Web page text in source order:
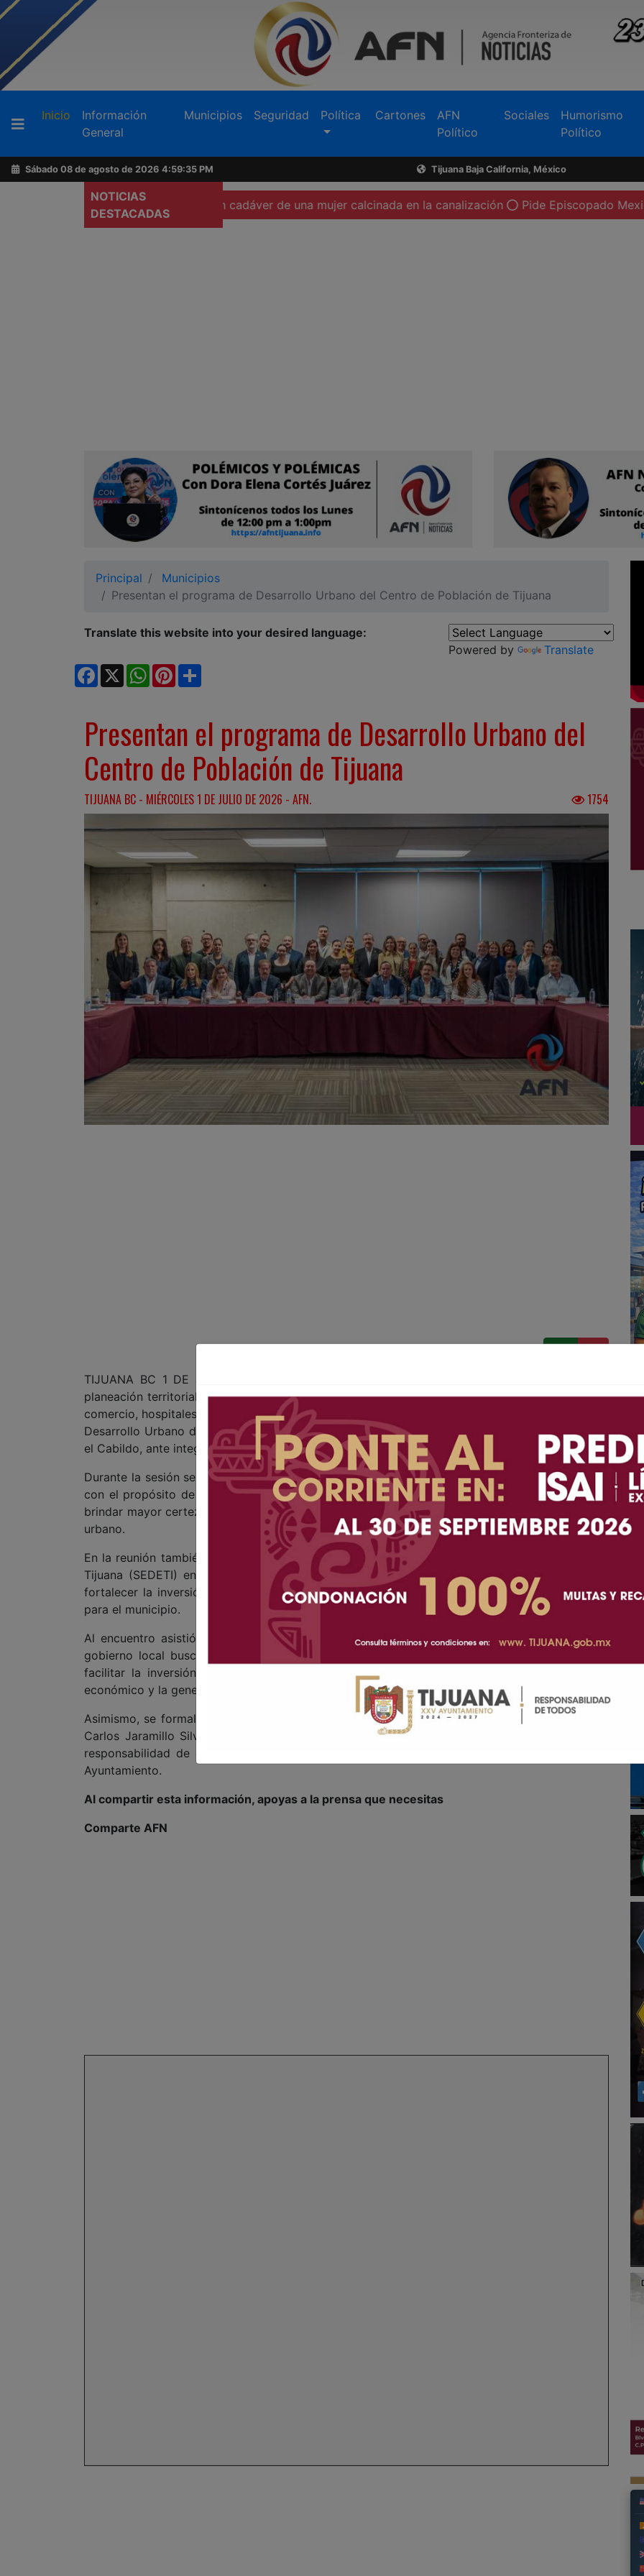
Inicio (current)
Información
General
Municipios Seguridad Política Cartones
AFN
Político
Sociales
Humorismo
Político
Sábado 08 de agosto de 2026 4:59:37 PM Tijuana Baja California, México
NOTICIAS
DESTACADAS
Localizan cadáver de una mujer calcinada en la canalización Pide Episcopado Mexicano a
Principal
Municipios
Presentan el programa de Desarrollo Urbano del Centro de Población de Tijuana
Translate this website into your desired language:
Powered by
Translate
Facebook
X WhatsApp
Pinterest
Presentan el programa de Desarrollo Urbano del
Centro de Población de Tijuana
TIJUANA BC - MIÉRCOLES 1 DE JULIO DE 2026 - AFN. 1754
TIJUANA BC 1 DE JULIO DE 2026 (AFN).- Como parte de las acciones para actualizar la
planeación territorial de la ciudad y establecer reglas para el desarrollo de vivienda, industria,
comercio, hospitales y proyectos verticales, fue presentado esta mañana el nuevo Programa de
Desarrollo Urbano del Centro de Población de Tijuana (PDCPTU), recientemente aprobado por
el Cabildo, ante integrantes del Consejo Consultivo Empresarial.
Durante la sesión se informó que dicho instrumento sustituye al programa vigente desde 2010,
con el propósito de responder al crecimiento que ha registrado Tijuana en los últimos años y
brindar mayor certeza tanto a la ciudadanía como a los inversionistas en materia de desarrollo
urbano.
En la reunión también se expusieron los avances de la Secretaría de Desarrollo Económico de
Tijuana (SEDETI) en las distintas mesas de trabajo con el sector empresarial, enfocadas en
fortalecer la inversión, mejorar la competitividad y dar seguimiento a proyectos estratégicos
para el municipio.
Al encuentro asistió el presidente municipal Abdiel Gutiérrez Coronado, quien señaló que el
gobierno local busca mantener una coordinación permanente con el sector productivo para
facilitar la inversión y dar continuidad a las acciones conjuntas que impulsen el desarrollo
económico y la generación de empleos en la ciudad.
Asimismo, se formalizó el cambio de coordinación del Consejo Consultivo Empresarial, donde
Carlos Jaramillo Silva concluyó su gestión al frente del organismo y Xavier Ibarra asumió la
responsabilidad de continuar con los trabajos de vinculación entre la iniciativa privada y el
Ayuntamiento.
Al compartir esta información, apoyas a la prensa que necesitas
Comparte AFN
Buscador
Acerca
de